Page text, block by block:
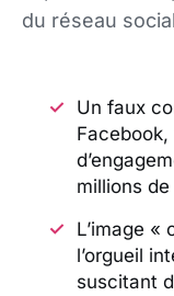
du réseau
Un faux
millions
L’image «
l’orgueil
suscitant